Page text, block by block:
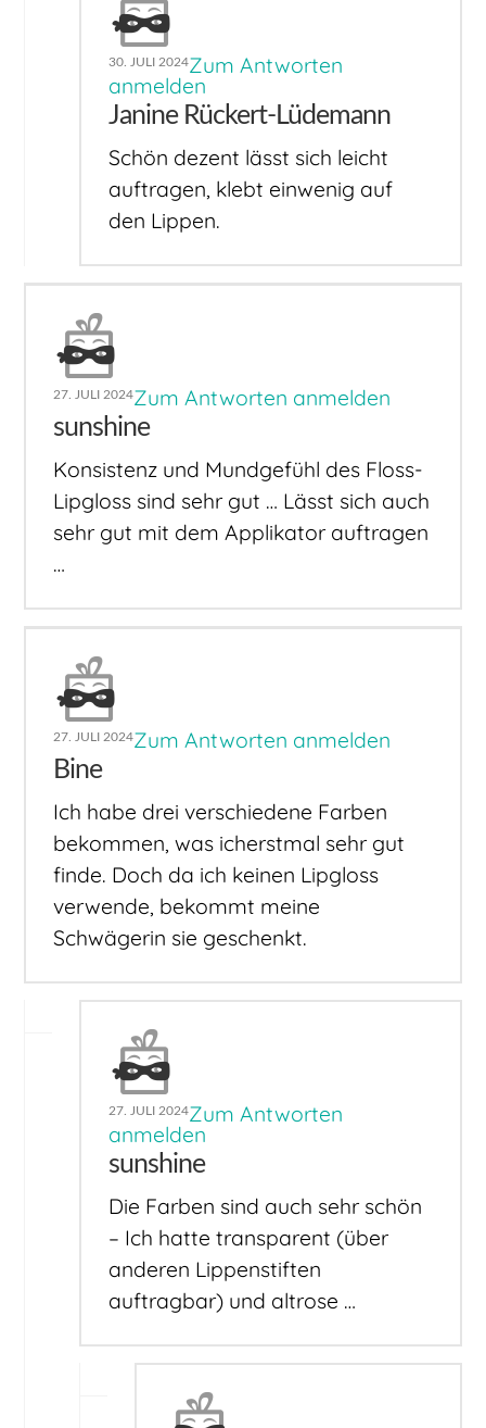
30. JULI 2024Zum Antworten
anmelden
Janine Rückert-Lüdemann
Schön dezent lässt sich leicht
auftragen, klebt einwenig auf
den Lippen.
27. JULI 2024Zum Antworten anmelden
sunshine
Konsistenz und Mundgefühl des Floss-
Lipgloss sind sehr gut … Lässt sich auch
sehr gut mit dem Applikator auftragen
…
27. JULI 2024Zum Antworten anmelden
Bine
Ich habe drei verschiedene Farben
bekommen, was icherstmal sehr gut
finde. Doch da ich keinen Lipgloss
verwende, bekommt meine
Schwägerin sie geschenkt.
27. JULI 2024Zum Antworten
anmelden
sunshine
Die Farben sind auch sehr schön
– Ich hatte transparent (über
anderen Lippenstiften
auftragbar) und altrose …